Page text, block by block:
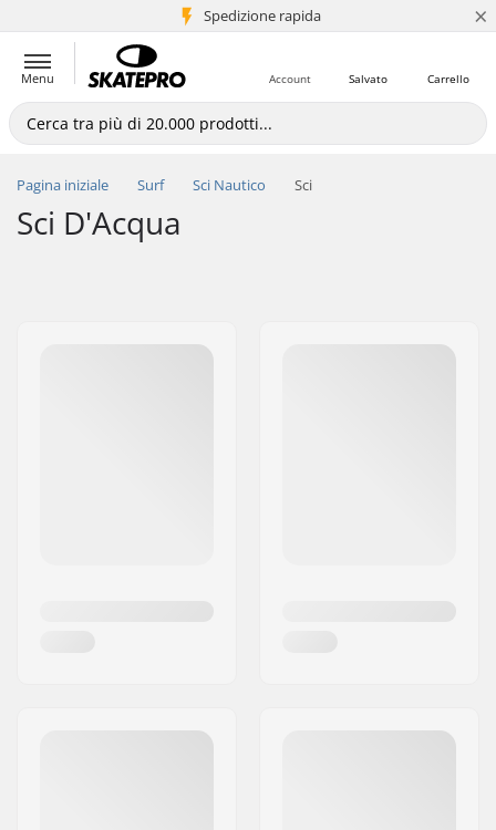
Spedizione rapida
+5 mln di clienti ×
Menu Carrello
Salvato
Account
Pagina iniziale Surf Sci Nautico Sci
Sci D'Acqua